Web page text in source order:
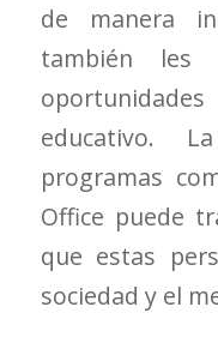
de manera
también les
educativo.
programas
Office puede
que estas
sociedad y el